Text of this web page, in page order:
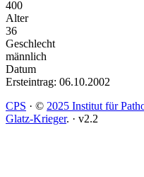
400
Alter
36
Geschlecht
männlich
Datum
Ersteintrag: 06.10.2002
CPS · © 2025 Institut für
Glatz-Krieger. · v2.2